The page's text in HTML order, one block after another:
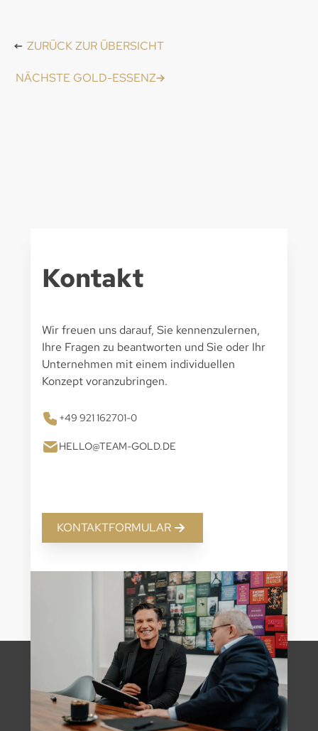
ZURÜCK ZUR ÜBERSICHT
NÄCHSTE GOLD-ESSENZ
Kontakt
Wir freuen uns darauf, Sie kennenzulernen,
Ihre Fragen zu beantworten und Sie oder Ihr
Unternehmen mit einem individuellen
Konzept voranzubringen.
+49 921 162701-0
HELLO@TEAM-GOLD.DE
KONTAKTFORMULAR